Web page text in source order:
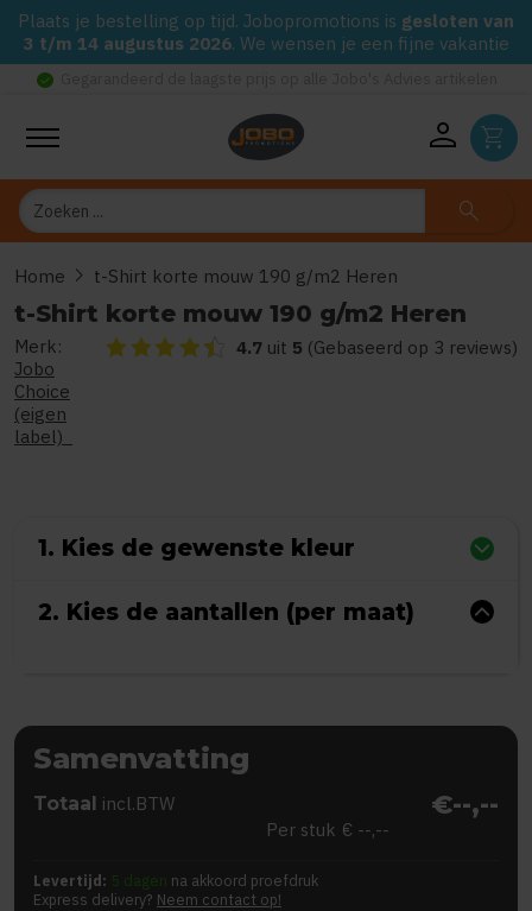
Plaats je bestelling op tijd. Jobopromotions is gesloten van
3 t/m 14 augustus 2026. We wensen je een fijne vakantie
check_circle
person shopping_cart
Zoeken search
Home chevron_right t-Shirt korte mouw 190 g/m2 Heren
t-Shirt korte mouw 190 g/m2 Heren
Merk:
Jobo
Choice
(eigen
label)
De beoordeling van dit product is4.65van de 5
4.7 uit 5 (Gebaseerd op 3 reviews)
1. Kies de gewenste kleur
2. Kies de aantallen (per maat)
Samenvatting
Totaal incl.BTW €--,--
Per stuk € --,--
Levertijd: 5 dagen na akkoord proefdruk
Express delivery? Neem contact op!